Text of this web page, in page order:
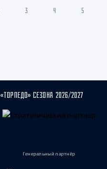
3 4 5
СЕЗОНА 2026/2027
Генеральный партнёр